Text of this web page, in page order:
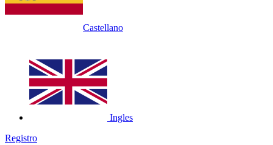
Castellano
Ingles
Registro